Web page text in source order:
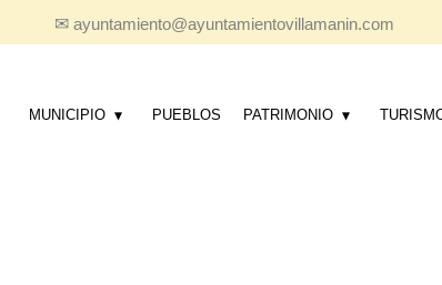
✉ayuntamiento@ayuntamientovillamanin.com
MUNICIPIO PUEBLOS PATRIMONIO